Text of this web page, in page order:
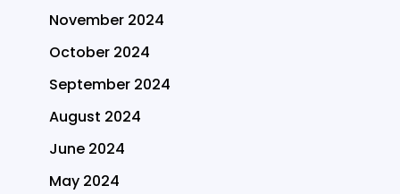
November 2024
October 2024
September 2024
August 2024
June 2024
May 2024